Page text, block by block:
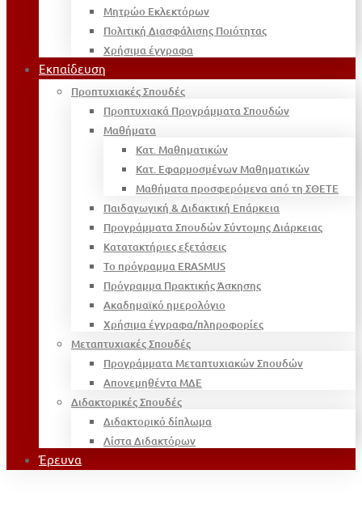
Μητρώο Εκλεκτόρων
Πολιτική Διασφάλισης Ποιότητας
Χρήσιμα έγγραφα
Εκπαίδευση
Προπτυχιακές Σπουδές
Προπτυχιακά Προγράμματα Σπουδών
Μαθήματα
Κατ. Μαθηματικών
Κατ. Εφαρμοσμένων Μαθηματικών
Μαθήματα προσφερόμενα από τη ΣΘΕΤΕ
Παιδαγωγική & Διδακτική Επάρκεια
Προγράμματα Σπουδών Σύντομης Διάρκειας
Κατατακτήριες εξετάσεις
Το πρόγραμμα ERASMUS
Πρόγραμμα Πρακτικής Άσκησης
Ακαδημαϊκό ημερολόγιο
Χρήσιμα έγγραφα/πληροφορίες
Μεταπτυχιακές Σπουδές
Προγράμματα Μεταπτυχιακών Σπουδών
Απονεμηθέντα ΜΔΕ
Διδακτορικές Σπουδές
Διδακτορικό δίπλωμα
Λίστα Διδακτόρων
Έρευνα